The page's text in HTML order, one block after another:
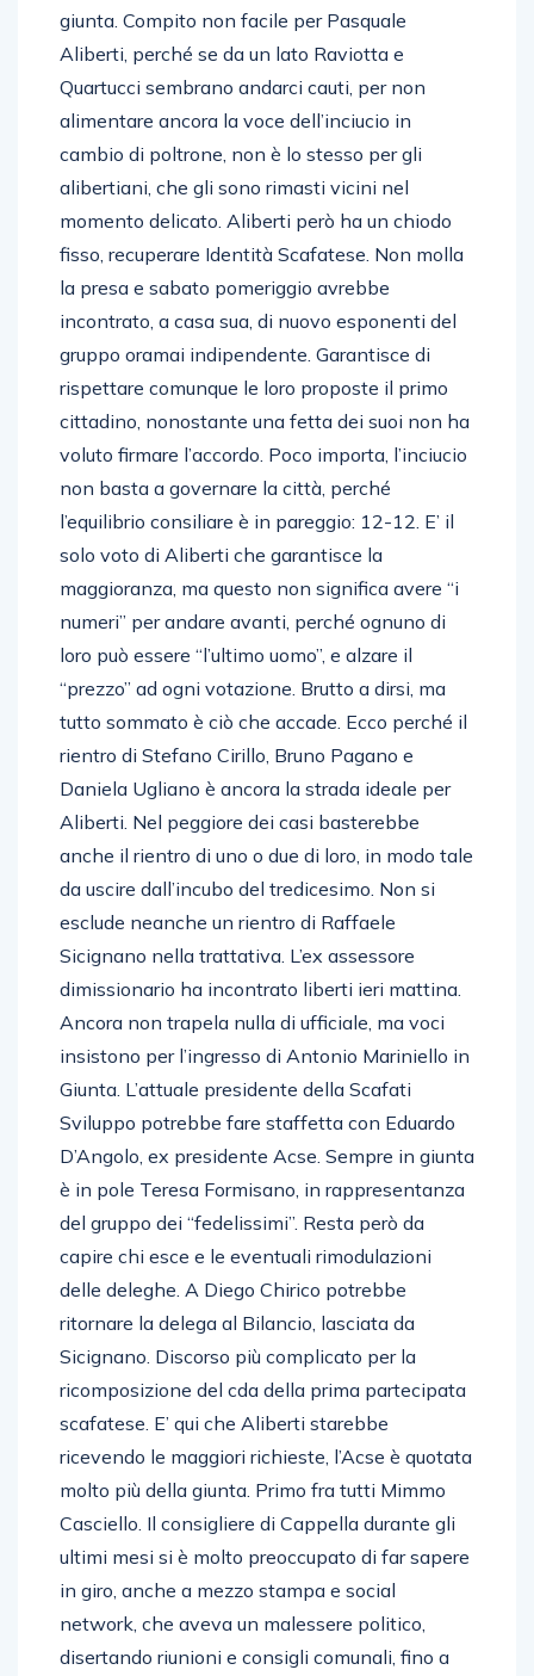
giunta. Compito non facile per Pasquale
Aliberti, perché se da un lato Raviotta e
Quartucci sembrano andarci cauti, per non
alimentare ancora la voce dell’inciucio in
cambio di poltrone, non è lo stesso per gli
alibertiani, che gli sono rimasti vicini nel
momento delicato. Aliberti però ha un chiodo
fisso, recuperare Identità Scafatese. Non molla
la presa e sabato pomeriggio avrebbe
incontrato, a casa sua, di nuovo esponenti del
gruppo oramai indipendente. Garantisce di
rispettare comunque le loro proposte il primo
cittadino, nonostante una fetta dei suoi non ha
voluto firmare l’accordo. Poco importa, l’inciucio
non basta a governare la città, perché
l’equilibrio consiliare è in pareggio: 12-12. E’ il
solo voto di Aliberti che garantisce la
maggioranza, ma questo non significa avere “i
numeri” per andare avanti, perché ognuno di
loro può essere “l’ultimo uomo”, e alzare il
“prezzo” ad ogni votazione. Brutto a dirsi, ma
tutto sommato è ciò che accade. Ecco perché il
rientro di Stefano Cirillo, Bruno Pagano e
Daniela Ugliano è ancora la strada ideale per
Aliberti. Nel peggiore dei casi basterebbe
anche il rientro di uno o due di loro, in modo tale
da uscire dall’incubo del tredicesimo. Non si
esclude neanche un rientro di Raffaele
Sicignano nella trattativa. L’ex assessore
dimissionario ha incontrato liberti ieri mattina.
Ancora non trapela nulla di ufficiale, ma voci
insistono per l’ingresso di Antonio Mariniello in
Giunta. L’attuale presidente della Scafati
Sviluppo potrebbe fare staffetta con Eduardo
D’Angolo, ex presidente Acse. Sempre in giunta
è in pole Teresa Formisano, in rappresentanza
del gruppo dei “fedelissimi”. Resta però da
capire chi esce e le eventuali rimodulazioni
delle deleghe. A Diego Chirico potrebbe
ritornare la delega al Bilancio, lasciata da
Sicignano. Discorso più complicato per la
ricomposizione del cda della prima partecipata
scafatese. E’ qui che Aliberti starebbe
ricevendo le maggiori richieste, l’Acse è quotata
molto più della giunta. Primo fra tutti Mimmo
Casciello. Il consigliere di Cappella durante gli
ultimi mesi si è molto preoccupato di far sapere
in giro, anche a mezzo stampa e social
network, che aveva un malessere politico,
disertando riunioni e consigli comunali, fino a